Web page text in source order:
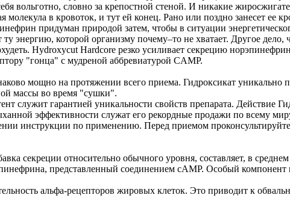
вольготно, словно за крепостной стеной. И никакие
в кровоток, и тут ей конец. Рано или поздно занесет ее
придуман природой затем, чтобы в ситуации
энергию, которой организму почему–то не хватает. Другое
Hydroxycut Hardcore резко усиливает секрецию
"гонца" с мудреной аббревиатурой CAMP.
мощно на протяжении всего приема. Гидроксикат уникально
массы во время "сушки".
служит гарантией уникальности свойств препарата. Действие
эффективности служат его рекордные продажи по всему
инструкции по применению. Перед приемом
секреции относительно обычного уровня, составляет, в
представленный соединением сАМР. Особый компонент
альфа-рецепторов жировых клеток. Это приводит к